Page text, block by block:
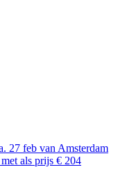
27 feb van Amsterdam
als prijs € 204